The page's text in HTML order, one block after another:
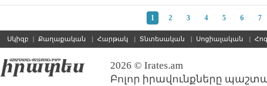
1 2 3 4 5 6 7
Սկիզբ | Քաղաքական | Հարթակ | Տնտեսական | Սոցիալական |
2026 © Irates.am
Բոլոր իրավունքները